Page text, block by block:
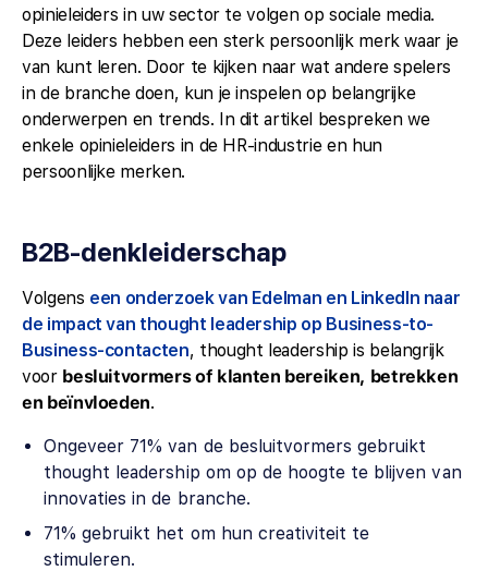
opinieleiders in uw sector te volgen op sociale media.
Deze leiders hebben een sterk persoonlijk merk waar je
van kunt leren. Door te kijken naar wat andere spelers
in de branche doen, kun je inspelen op belangrijke
onderwerpen en trends. In dit artikel bespreken we
enkele opinieleiders in de HR-industrie en hun
persoonlijke merken.
B2B-denkleiderschap
Volgens een onderzoek van Edelman en LinkedIn naar
de impact van thought leadership op Business-to-
Business-contacten, thought leadership is belangrijk
voor besluitvormers of klanten bereiken, betrekken
en beïnvloeden.
Ongeveer 71% van de besluitvormers gebruikt
thought leadership om op de hoogte te blijven van
innovaties in de branche.
71% gebruikt het om hun creativiteit te
stimuleren.